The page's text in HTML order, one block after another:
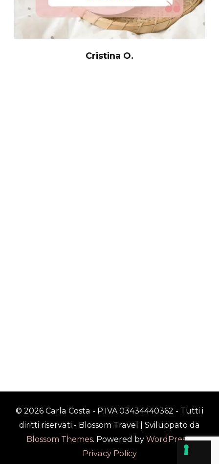
Cristina O.
© 2026 Carla Costa - P.IVA 03434440362 - Tutti i
diritti riservati - Blossom Travel | Sviluppato da
Blossom Themes. Powered by WordPress.
Privacy Policy